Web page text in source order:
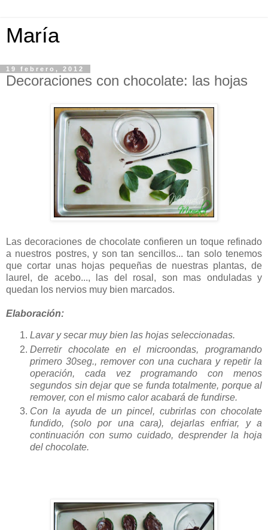
María
19 febrero, 2012
Decoraciones con chocolate: las hojas
Las decoraciones de chocolate confieren un toque refinado
a nuestros postres, y son tan sencillos... tan solo tenemos
que cortar unas hojas pequeñas de nuestras plantas, de
laurel, de acebo..., las del rosal, son mas onduladas y
quedan los nervios muy bien marcados.
Elaboración:
Lavar y secar muy bien las hojas seleccionadas.
Derretir chocolate en el microondas, programando
primero 30seg., remover con una cuchara y repetir la
operación, cada vez programando con menos
segundos sin dejar que se funda totalmente, porque al
remover, con el mismo calor acabará de fundirse.
Con la ayuda de un pincel, cubrirlas con chocolate
fundido, (solo por una cara), dejarlas enfriar, y a
continuación con sumo cuidado, desprender la hoja
del chocolate.